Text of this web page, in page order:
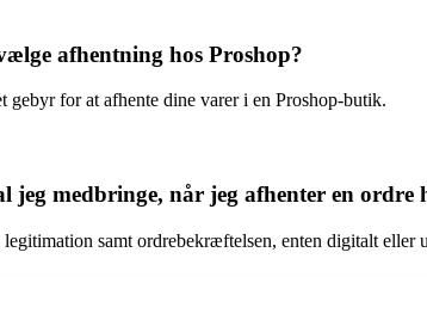
afhentning hos Proshop?
gebyr for at afhente dine varer i en Proshop-butik.
jeg medbringe, når jeg afhenter en ordre
samt ordrebekræftelsen, enten digitalt eller